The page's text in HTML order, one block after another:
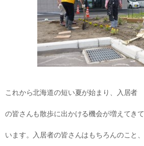
これから北海道の短い夏が始まり、入居者
の皆さんも散歩に出かける機会が増えてきて
います。入居者の皆さんはもちろんのこと、